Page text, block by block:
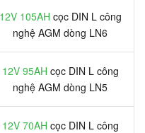
12V 105AH cọc DIN L công
nghệ AGM dòng LN6
12V 95AH cọc DIN L công
nghệ AGM dòng LN5
12V 70AH cọc DIN L công